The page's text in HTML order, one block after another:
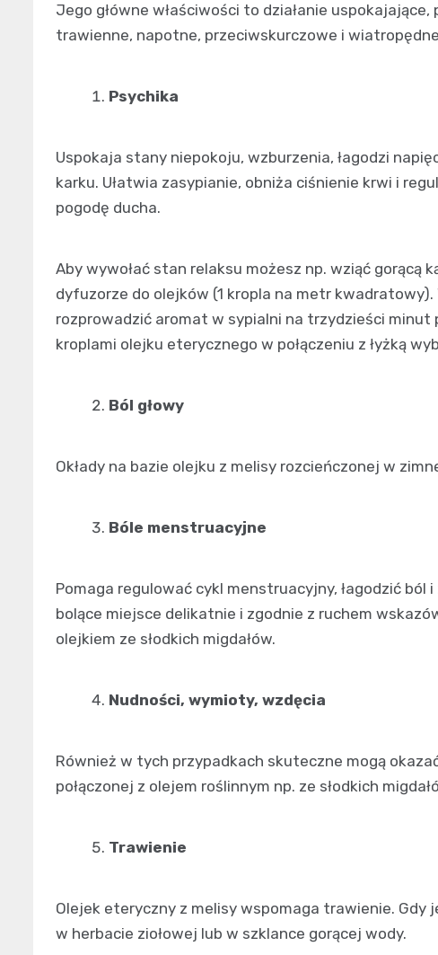
Jego główne właściwości to działanie
trawienne, napotne, przeciwskurczowe i
Psychika
Uspokaja stany niepokoju, wzburzenia, łagodzi
karku. Ułatwia zasypianie, obniża ciśnienie krwi i
pogodę ducha.
Aby wywołać stan relaksu możesz np. wziąć gorącą
dyfuzorze do olejków (1 kropla na metr
rozprowadzić aromat w sypialni na trzydzieści minut
kroplami olejku eterycznego w połączeniu z łyżką
Ból głowy
Okłady na bazie olejku z melisy rozcieńczonej w
Bóle menstruacyjne
Pomaga regulować cykl menstruacyjny, łagodzić ból
bolące miejsce delikatnie i zgodnie z ruchem
olejkiem ze słodkich migdałów.
Nudności, wymioty, wzdęcia
Również w tych przypadkach skuteczne mogą
połączonej z olejem roślinnym np. ze słodkich
Trawienie
Olejek eteryczny z melisy wspomaga trawienie.
w herbacie ziołowej lub w szklance gorącej wody.